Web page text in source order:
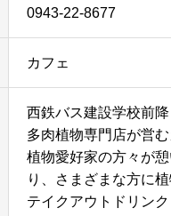
0943-22-8677
カフェ
西鉄バス建設学校前
多肉植物専門店が営む
植物愛好家の方々が
り、さまざまな方に
テイクアウトドリンク